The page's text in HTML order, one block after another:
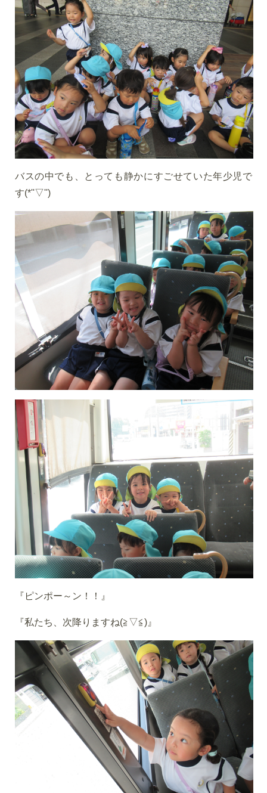
バスの中でも、とっても静かにすごせていた年少児で
す(*''▽'')
『ピンポー～ン！！』
『私たち、次降りますね(≧▽≦)』